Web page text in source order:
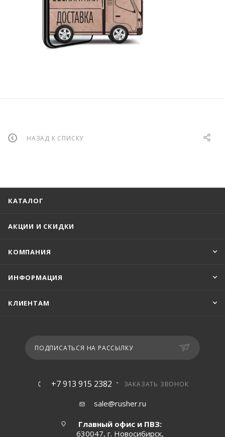
НАЗАД К СПИСКУ
КАТАЛОГ
АКЦИИ И СКИДКИ
КОМПАНИЯ
ИНФОРМАЦИЯ
КЛИЕНТАМ
ПОДПИСАТЬСЯ НА РАССЫЛКУ
+7 913 915 2382 ЗАКАЗАТЬ ЗВОНОК
sale@rusher.ru
Главный офис и ПВЗ:
630047, г. Новосибирск,